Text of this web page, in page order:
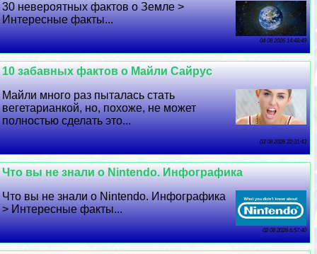
30 невероятных фактов о Земле >
Интересные факты...
04 08 2026 14:48:49
10 забавных фактов о Майли Сайрус
Майли много раз пыталась стать
вегетарианкой, но, похоже, не может
полностью сделать это...
03 08 2026 22:31:43
Что вы не знали о Nintendo. Инфографика
Что вы не знали о Nintendo. Инфографика
> Интересные факты...
02 08 2026 6:57:40